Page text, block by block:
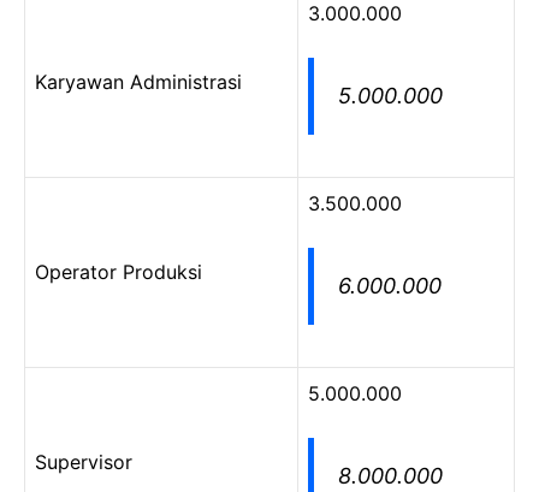
Karyawan Administrasi
3.000.000
5.000.000
Operator Produksi
3.500.000
6.000.000
Supervisor
5.000.000
8.000.000